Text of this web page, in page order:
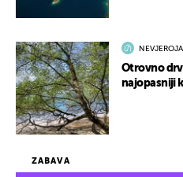
ZABAVA
Otrovno
najopasniji